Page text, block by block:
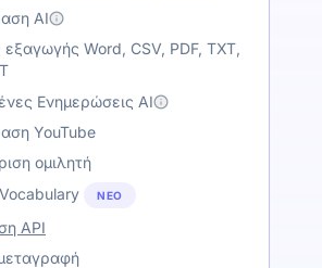
AI
Word, CSV, PDF, TXT,
Ενημερώσεις AI
YouTube
ομιλητή
ΝΈΟ
API